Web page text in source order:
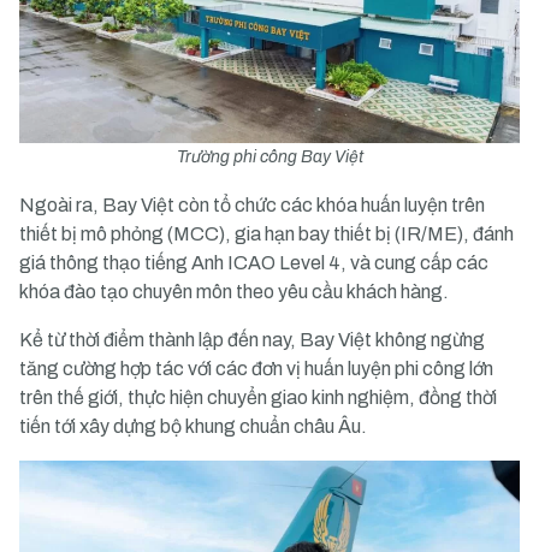
Trường phi công Bay Việt
Ngoài ra, Bay Việt còn tổ chức các khóa huấn luyện trên
thiết bị mô phỏng (MCC), gia hạn bay thiết bị (IR/ME), đánh
giá thông thạo tiếng Anh ICAO Level 4, và cung cấp các
khóa đào tạo chuyên môn theo yêu cầu khách hàng.
Kể từ thời điểm thành lập đến nay, Bay Việt không ngừng
tăng cường hợp tác với các đơn vị huấn luyện phi công lớn
trên thế giới, thực hiện chuyển giao kinh nghiệm, đồng thời
tiến tới xây dựng bộ khung chuẩn châu Âu.